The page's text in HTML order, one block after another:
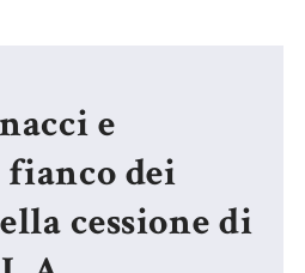
e
dei
cessione di